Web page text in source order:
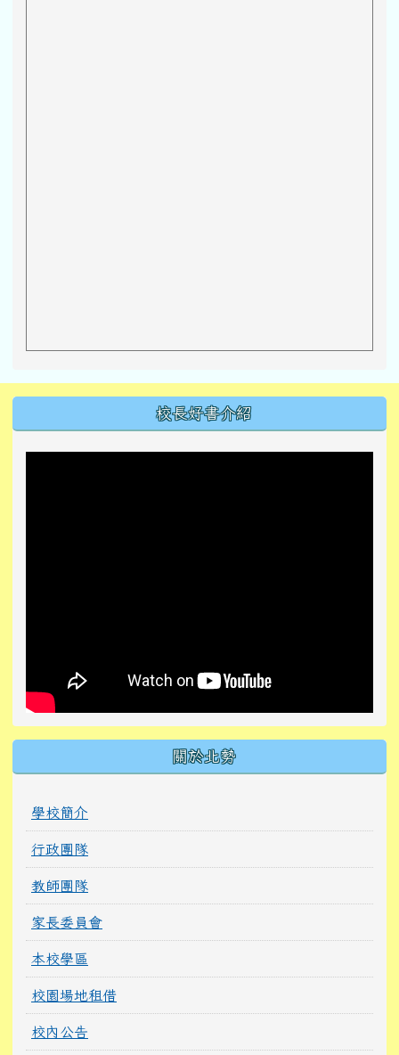
校長好書介紹
關於北勢
學校簡介
行政團隊
教師團隊
家長委員會
本校學區
校園場地租借
校內公告